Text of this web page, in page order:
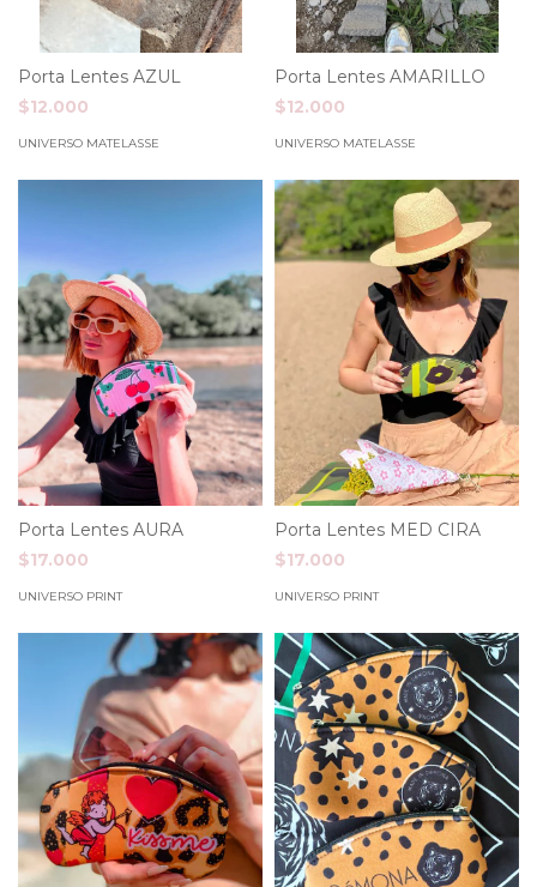
Porta Lentes AZUL
$12.000
UNIVERSO MATELASSE
Porta Lentes AMARILLO
$12.000
UNIVERSO MATELASSE
Porta Lentes AURA
$17.000
UNIVERSO PRINT
Porta Lentes MED CIRA
$17.000
UNIVERSO PRINT